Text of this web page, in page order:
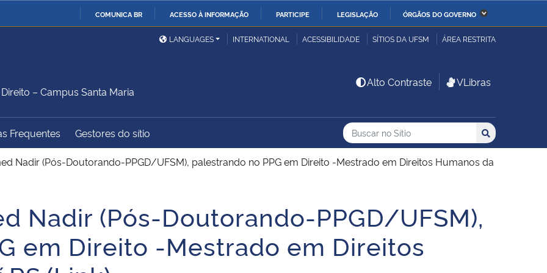
COMUNICA BR ACESSO À INFORMAÇÃO PARTICIPE LEGISLAÇÃO ÓRGÃOS DO GOVERNO
Ministério da Defesa
Ministério das Relações
Exteriores
Ministério da Economia Ministério da Infraestrutura
Ministério da Ciência,
Tecnologia, Inovações e
Ministério do
Desenvolvimento Regional
Controladoria-Geral da
União
Família e dos Direitos
Advocacia-Geral da União Planalto
LANGUAGES INTERNATIONAL ACESSIBILIDADE SÍTIOS DA UFSM ÁREA RESTRITA
– Campus Santa Maria
Alto Contraste VLibras
Frequentes Gestores do sítio Busca
Buscar no no Sítio
Busca: Buscar
Nadir (Pós-Doutorando-PPGD/UFSM), palestrando no PPG em Direito -Mestrado em Direitos Humanos da
Nadir (Pós-Doutorando-PPGD/UFSM),
em Direito -Mestrado em Direitos